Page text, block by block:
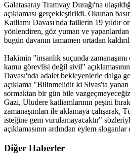
Galatasaray Tramvay Durağı'na
açıklaması gerçekleştirildi. Okunan
Katliamı Davası'nda faillerin 19 yıldır
yönlendiren, göz yuman ve yapanlardan
bugün davanın tamamen ortadan
Hakimin "insanlık suçunda
kamu görevlisi değil sivil"
Davası'nda adalet bekleyenlerle dalga
açıklama "Bilinmelidir ki Sivas'ta yanan
sormaktan bir gün bile
Gazi, Uludere katliamlarının peşini
zamanaşımları ile aklamaya çalışarak,
isteğine gem vurulamayacaktır"
açıklamasının ardından eylem
Diğer Haberler